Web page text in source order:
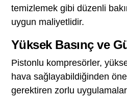
temizlemek gibi düzenli
uygun maliyetlidir.
Yüksek Basınç ve
Pistonlu kompresörler,
hava sağlayabildiğinden
gerektiren zorlu